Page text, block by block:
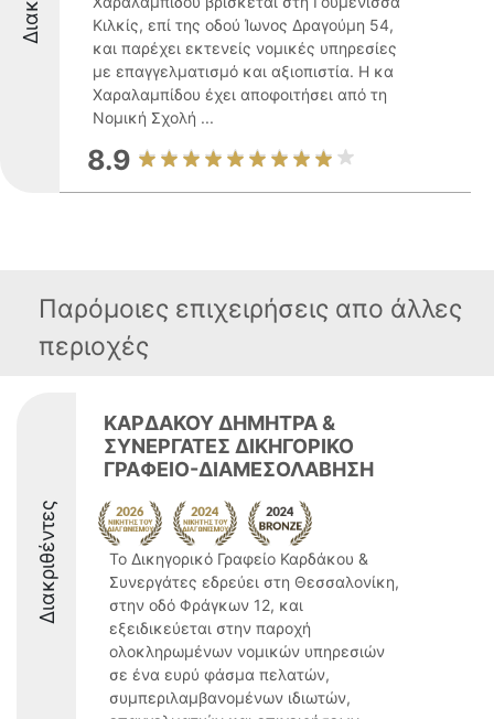
Κιλκίς, επί της οδού Ίωνος Δραγούμη 54,
και παρέχει εκτενείς νομικές υπηρεσίες
με επαγγελματισμό και αξιοπιστία. Η κα
Χαραλαμπίδου έχει αποφοιτήσει από τη
Νομική Σχολή ...
8.9
Παρόμοιες επιχειρήσεις απο άλλες
περιοχές
Διακριθέντες
ΚΑΡΔΑΚΟΥ ΔΗΜΗΤΡΑ &
ΣΥΝΕΡΓΑΤΕΣ ΔΙΚΗΓΟΡΙΚΟ
ΓΡΑΦΕΙΟ-ΔΙΑΜΕΣΟΛΑΒΗΣΗ
Το Δικηγορικό Γραφείο Καρδάκου &
Συνεργάτες εδρεύει στη Θεσσαλονίκη,
στην οδό Φράγκων 12, και
εξειδικεύεται στην παροχή
ολοκληρωμένων νομικών υπηρεσιών
σε ένα ευρύ φάσμα πελατών,
συμπεριλαμβανομένων ιδιωτών,